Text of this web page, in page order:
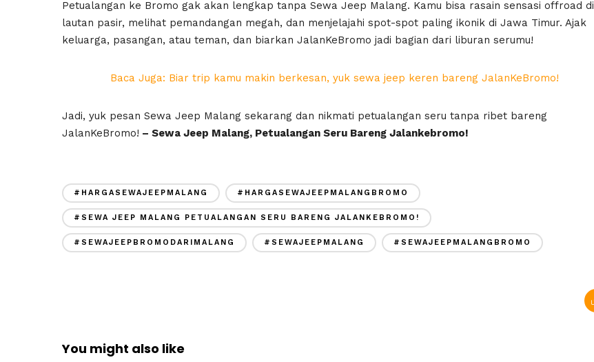
Petualangan ke Bromo gak akan lengkap tanpa Sewa Jeep Malang. Kamu bisa rasain sensasi offroad di
lautan pasir, melihat pemandangan megah, dan menjelajahi spot-spot paling ikonik di Jawa Timur. Ajak
keluarga, pasangan, atau teman, dan biarkan JalanKeBromo jadi bagian dari liburan serumu!
Baca Juga: Biar trip kamu makin berkesan, yuk sewa jeep keren bareng JalanKeBromo!
Jadi, yuk pesan Sewa Jeep Malang sekarang dan nikmati petualangan seru tanpa ribet bareng
JalanKeBromo! – Sewa Jeep Malang, Petualangan Seru Bareng Jalankebromo!
#HARGASEWAJEEPMALANG #HARGASEWAJEEPMALANGBROMO
#SEWA JEEP MALANG PETUALANGAN SERU BARENG JALANKEBROMO!
#SEWAJEEPBROMODARIMALANG #SEWAJEEPMALANG #SEWAJEEPMALANGBROMO
You might also like